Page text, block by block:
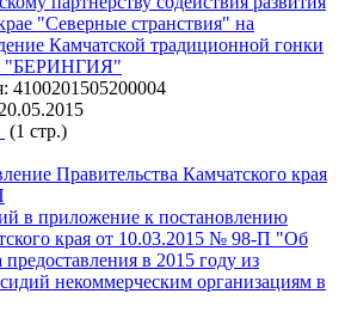
"Северные странствия" на
Камчатской традиционной гонки
"БЕРИНГИЯ"
4100201505200004
20.05.2015
(1 стр.)
Правительства Камчатского края
в приложение к постановлению
края от 10.03.2015 № 98-П "Об
в 2015 году из
некоммерческим организациям в